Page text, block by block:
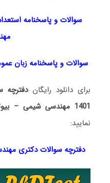
سوالات و پاسخنامه
سوالات و پاسخنامه زبان عمومی دکتری
برای دانلود رایگاندفترچه
1401 مهندسی شیمی – بیوتکنولوژی
نمایید:
دفترچه سوالات دکتری